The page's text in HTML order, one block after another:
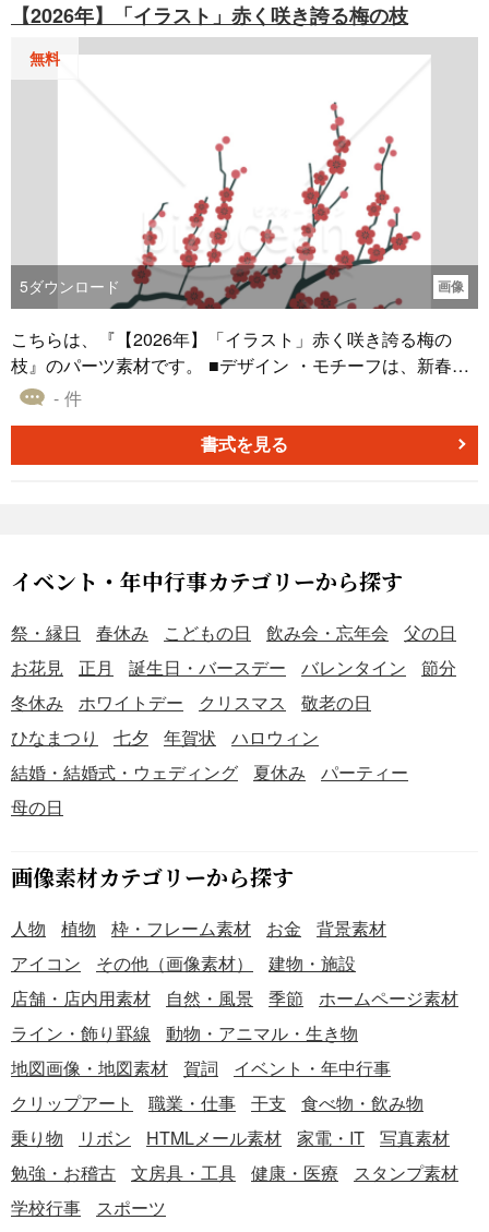
体に華やかさを添えます。 ・椿はにじみやかすれを活かし
た水彩の手描き風、梅はシンプルな図案で描かれ、和風で
ありながらもモダンで柔らかな印象を与えるデザインで
黄色、梅の花に使われた茶色（黄土色）と白が、デザイン
全体を明るく彩るアクセントになっています。 ・赤は「お
祝い」や「情熱」、白は「清らかさ」、花芯の黄色は「明
るさ」を象徴します。おめでたい紅白に、温かみのある茶
系と黄色が加わった、新年の挨拶に最適な配色です。 ・椿
の花びらに見られる淡い色の抜けや斑点模様が、水彩画な
らではの深みを与えています。異なる質感の花を組み合わ
せることで、デザインの楽しさを演出しています。 PNG形
式で作成した、『【2026年】「イラスト」水彩タッチの赤
い椿と梅の花』のダウンロードは無料です。オリジナルの
年賀状の素材として、ご活用ください。
【2026年】「イラスト」赤く咲き誇る梅の枝
無料
5ダウンロード 画像
こちらは、『【2026年】「イラスト」赤く咲き誇る梅の
枝』のパーツ素材です。 ■デザイン ・モチーフは、新春を
代表する縁起の良い花「梅」です。太い幹から複数の枝が
い寒さのなかでいち早く花を咲かせることから、生命力や
希望の象徴とされています。 ・左下から右上に向かって枝
体的に図案化された、伝統的な和風のスタイルで描かれて
います。年賀状の隅に配置して「あしらい」として使った
り、賀詞や挨拶文の背景に薄く重ねたりするなど、さまざ
まな使い方が可能です。 ■色 ・幹や枝には濃い緑色、花と
蕾には落ち着いた赤色が使用されています。色の数を抑え
ることで、モチーフの形が際立ち、洗練された印象を与え
ます。 ・メインとなる赤色は、鮮やかすぎない、少し深み
のある色合いです。これにより、新春を祝う華やかさのな
かにも、上品さや落ち着いた大人の雰囲気を演出していま
す。 ・幹の濃い緑色は、植物の生命力や安定感を象徴しま
役割を果たしており、バランスの取れた配色となっていま
す。 PNG形式の『【2026年】「イラスト」赤く咲き誇る梅
の枝』は、無料でダウンロードできます。オリジナルで作
成する年賀状の素材に、ご活用ください。
- 件
書式を見る
イベント・年中行事カテゴリーから探す
祭・縁日 春休み こどもの日 飲み会・忘年会
父の日
お花見
正月 誕生日・バースデー バレンタイン
節分
冬休み
ホワイトデー クリスマス
敬老の日
ひなまつり
七夕 年賀状
ハロウィン
結婚・結婚式・ウェディング
夏休み
パーティー
母の日
画像素材カテゴリーから探す
人物 植物 枠・フレーム素材 お金
背景素材
アイコン
その他（画像素材）
建物・施設
店舗・店内用素材
自然・風景 季節
ホームページ素材
ライン・飾り罫線
動物・アニマル・生き物
地図画像・地図素材
賀詞
イベント・年中行事
クリップアート
職業・仕事 干支
食べ物・飲み物
乗り物
リボン HTMLメール素材 家電・IT
写真素材
勉強・お稽古
文房具・工具 健康・医療
スタンプ素材
学校行事
スポーツ